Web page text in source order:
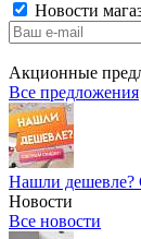
Новости
Акционные
Все предложения
Нашли дешевле?
Новости
Все новости